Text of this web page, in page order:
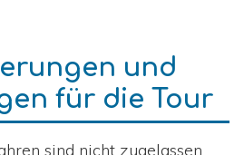
und
für die Tour
sind nicht zugelassen.